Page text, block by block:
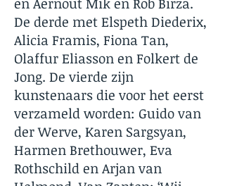
De derde met Elspeth Diederix,
Alicia Framis, Fiona Tan,
Olaffur Eliasson en Folkert de
Jong. De vierde zijn
kunstenaars die voor het eerst
verzameld worden: Guido van
der Werve, Karen Sargsyan,
Harmen Brethouwer, Eva
Rothschild en Arjan van